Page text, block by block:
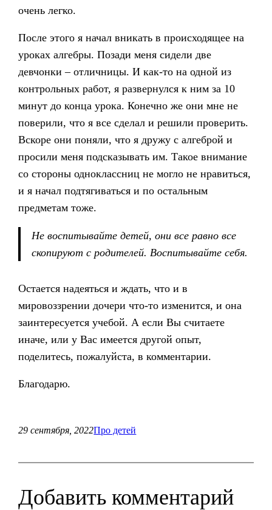
очень легко.
После этого я начал вникать в происходящее на
уроках алгебры. Позади меня сидели две
девчонки – отличницы. И как-то на одной из
контрольных работ, я развернулся к ним за 10
минут до конца урока. Конечно же они мне не
поверили, что я все сделал и решили проверить.
Вскоре они поняли, что я дружу с алгеброй и
просили меня подсказывать им. Такое внимание
со стороны одноклассниц не могло не нравиться,
и я начал подтягиваться и по остальным
предметам тоже.
Не воспитывайте детей, они все равно все
скопируют с родителей. Воспитывайте себя.
Остается надеяться и ждать, что и в
мировоззрении дочери что-то изменится, и она
заинтересуется учебой. А если Вы считаете
иначе, или у Вас имеется другой опыт,
поделитесь, пожалуйста, в комментарии.
Благодарю.
29 сентября, 2022Про детей
Добавить комментарий